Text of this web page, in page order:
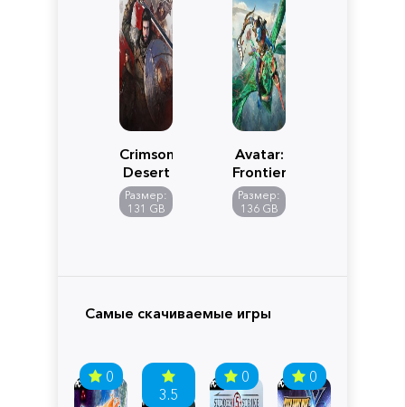
Crimson
Desert
Размер:
131 GB
Avatar:
Frontiers
of
Pandora
Размер:
136 GB
Самые скачиваемые игры
0
3.5
0 0